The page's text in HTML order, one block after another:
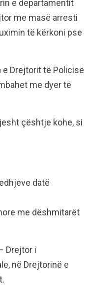
e departamentit
me masë arresti
të kërkoni pse
Drejtorit të Policisë
me dyer të
çështje kohe, si
datë
me dëshmitarët
Drejtor i
në Drejtorinë e